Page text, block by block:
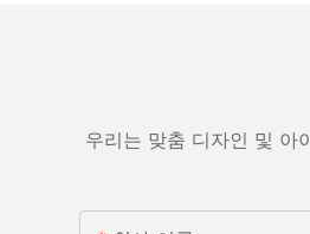
우리는 맞춤 디자인 및 아